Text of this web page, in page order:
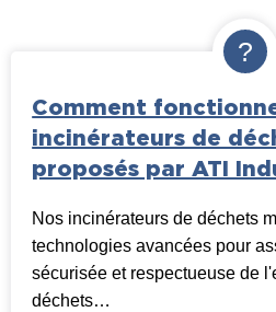
Comment
incinérateurs de
proposés par ATI
Nos incinérateurs de déchets
technologies avancées pour
sécurisée et respectueuse de
déchets…